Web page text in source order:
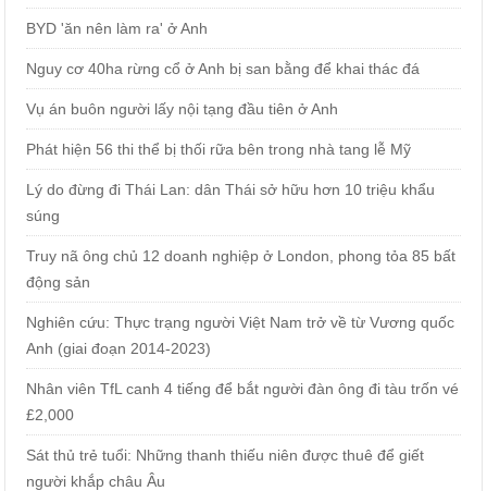
BYD 'ăn nên làm ra' ở Anh
Nguy cơ 40ha rừng cổ ở Anh bị san bằng để khai thác đá
Vụ án buôn người lấy nội tạng đầu tiên ở Anh
Phát hiện 56 thi thể bị thối rữa bên trong nhà tang lễ Mỹ
Lý do đừng đi Thái Lan: dân Thái sở hữu hơn 10 triệu khẩu
súng
Truy nã ông chủ 12 doanh nghiệp ở London, phong tỏa 85 bất
động sản
Nghiên cứu: Thực trạng người Việt Nam trở về từ Vương quốc
Anh (giai đoạn 2014-2023)
Nhân viên TfL canh 4 tiếng để bắt người đàn ông đi tàu trốn vé
£2,000
Sát thủ trẻ tuổi: Những thanh thiếu niên được thuê để giết
người khắp châu Âu